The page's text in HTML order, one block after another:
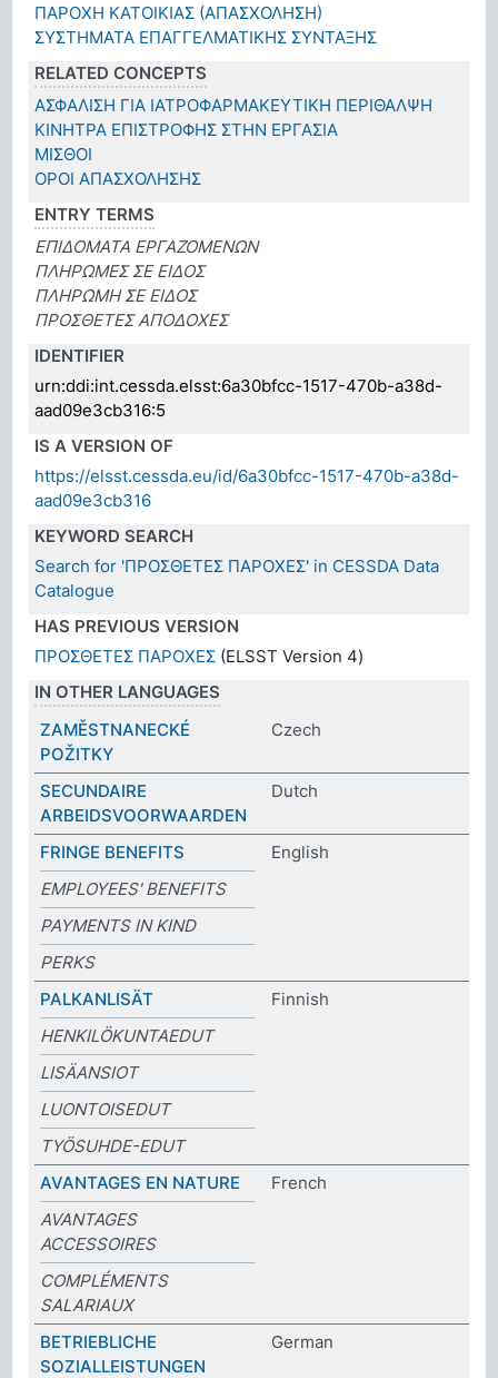
ΠΑΡΟΧΗ ΚΑΤΟΙΚΙΑΣ (ΑΠΑΣΧΟΛΗΣΗ)
ΣΥΣΤΗΜΑΤΑ ΕΠΑΓΓΕΛΜΑΤΙΚΗΣ ΣΥΝΤΑΞΗΣ
RELATED CONCEPTS
ΑΣΦΑΛΙΣΗ ΓΙΑ ΙΑΤΡΟΦΑΡΜΑΚΕΥΤΙΚΗ ΠΕΡΙΘΑΛΨΗ
ΚΙΝΗΤΡΑ ΕΠΙΣΤΡΟΦΗΣ ΣΤΗΝ ΕΡΓΑΣΙΑ
ΜΙΣΘΟΙ
ΟΡΟΙ ΑΠΑΣΧΟΛΗΣΗΣ
ENTRY TERMS
ΕΠΙΔΟΜΑΤΑ ΕΡΓΑΖΟΜΕΝΩΝ
ΠΛΗΡΩΜΕΣ ΣΕ ΕΙΔΟΣ
ΠΛΗΡΩΜΗ ΣΕ ΕΙΔΟΣ
ΠΡΟΣΘΕΤΕΣ ΑΠΟΔΟΧΕΣ
IDENTIFIER
urn:ddi:int.cessda.elsst:6a30bfcc-1517-470b-a38d-
aad09e3cb316:5
IS A VERSION OF
https://elsst.cessda.eu/id/6a30bfcc-1517-470b-a38d-
aad09e3cb316
KEYWORD SEARCH
Search for 'ΠΡΟΣΘΕΤΕΣ ΠΑΡΟΧΕΣ' in CESSDA Data
Catalogue
HAS PREVIOUS VERSION
ΠΡΟΣΘΕΤΕΣ ΠΑΡΟΧΕΣ (ELSST Version 4)
IN OTHER LANGUAGES
ZAMĚSTNANECKÉ
POŽITKY
Czech
SECUNDAIRE
ARBEIDSVOORWAARDEN
Dutch
FRINGE BENEFITS
English
EMPLOYEES' BENEFITS
PAYMENTS IN KIND
PERKS
PALKANLISÄT
Finnish
HENKILÖKUNTAEDUT
LISÄANSIOT
LUONTOISEDUT
TYÖSUHDE-EDUT
AVANTAGES EN NATURE
French
AVANTAGES
ACCESSOIRES
COMPLÉMENTS
SALARIAUX
BETRIEBLICHE
SOZIALLEISTUNGEN
German